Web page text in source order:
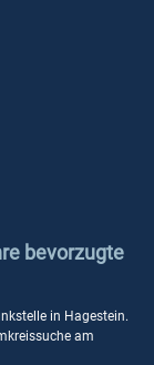
bevorzugte
in Hagestein.
am